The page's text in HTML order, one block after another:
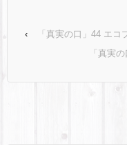
‹
「真実の口」44 エ
「真実